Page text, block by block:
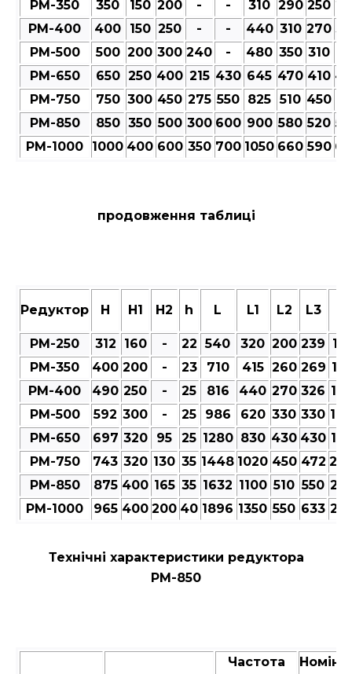
РМ-350 350 150 200 - - 310 290 250
РМ-400
400 150 250 - - 440 310 270
РМ-500
500 200 300 240 - 480 350 310
РМ-650
650 250 400 215 430 645 470 410
РМ-750
750 300 450 275 550 825 510 450
РМ-850
850 350 500 300 600 900 580 520
РМ-1000
1000 400 600 350 700 1050 660 590
продовження таблиці
Редуктор Н Н1 Н2 h L L1 L2 L3
РМ-250 312 160 - 22 540 320 200 239 101
РМ-350
400 200 - 23 710 415 260 269 122
РМ-400
490 250 - 25 816 440 270 326 128
РМ-500
592 300 - 25 986 620 330 330
РМ-650
697 320 95 25 1280 830 430 430 183
РМ-750
743 320 130 35 1448 1020 450 472
РМ-850
875 400 165 35 1632 1100 510 550
РМ-1000
965 400 200 40 1896 1350 550 633
Технічні характеристики редуктора
РМ-850
Частота